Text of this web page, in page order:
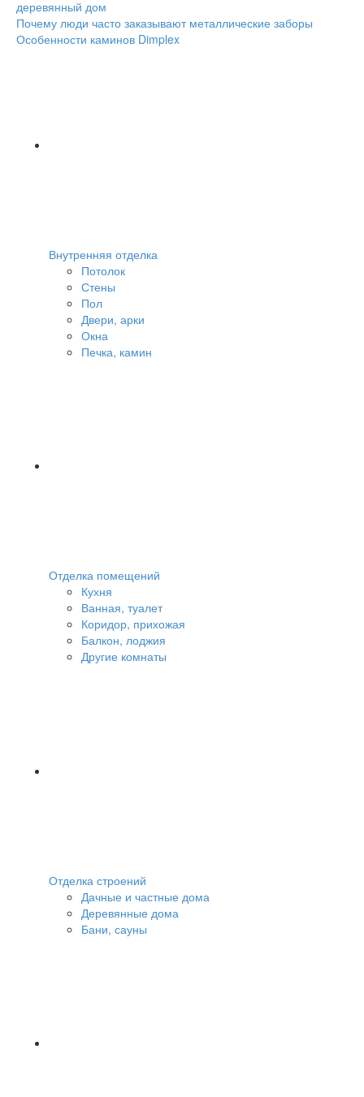
деревянный дом
Навигация
Почему люди часто заказывают металлические заборы
Особенности каминов Dimplex
Внутренняя отделка
Потолок
Стены
Пол
Двери, арки
Окна
Печка, камин
Отделка помещений
Кухня
Ванная, туалет
Коридор, прихожая
Балкон, лоджия
Другие комнаты
Отделка строений
Дачные и частные дома
Деревянные дома
Бани, сауны